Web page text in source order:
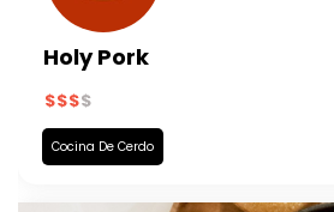
Holy Pork
Cocina De Cerdo